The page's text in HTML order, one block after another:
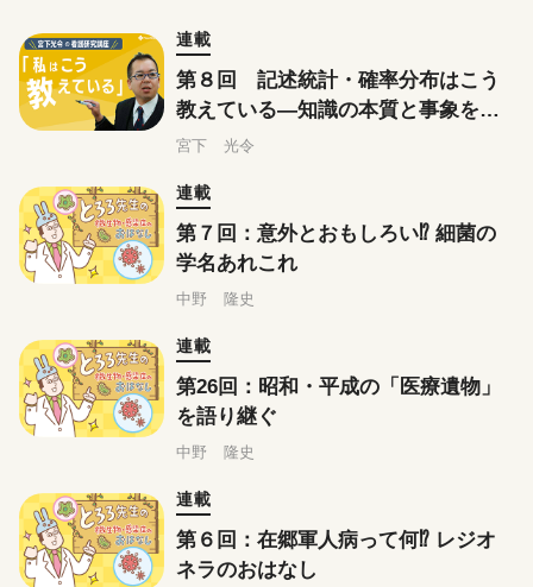
連載
第８回 記述統計・確率分布はこう
教えている―知識の本質と事象を結
びつける
宮下 光令
連載
第７回：意外とおもしろい⁉ 細菌の
学名あれこれ
中野 隆史
連載
第26回：昭和・平成の「医療遺物」
を語り継ぐ
中野 隆史
連載
第６回：在郷軍人病って何⁉ レジオ
ネラのおはなし